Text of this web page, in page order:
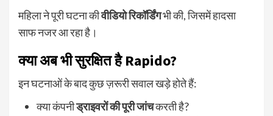
महिला ने पूरी घटना कीवीडियो रिकॉर्डिंगभी की, जिसमें हादसा
साफ नजर आ रहा है।
क्या अब भी सुरक्षित है Rapido?
इन घटनाओं के बाद कुछ ज़रूरी सवाल खड़े होते हैं:
क्या कंपनीड्राइवरों की पूरी जांचकरती है?